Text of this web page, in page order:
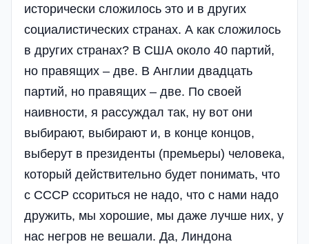
исторически сложилось это и в других
социалистических странах. А как сложилось
в других странах? В США около 40 партий,
но правящих – две. В Англии двадцать
партий, но правящих – две. По своей
наивности, я рассуждал так, ну вот они
выбирают, выбирают и, в конце концов,
выберут в президенты (премьеры) человека,
который действительно будет понимать, что
с СССР ссориться не надо, что с нами надо
дружить, мы хорошие, мы даже лучше них, у
нас негров не вешали. Да, Линдона